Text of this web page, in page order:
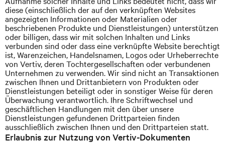
diese (einschließlich der auf den verknüpften Websites
angezeigten Informationen oder Materialien oder
beschriebenen Produkte und Dienstleistungen) unterstützen
oder billigen, dass wir mit solchen Inhalten und Links
verbunden sind oder dass eine verknüpfte Website berechtigt
ist, Warenzeichen, Handelsnamen, Logos oder Urheberrechte
von Vertiv, deren Tochtergesellschaften oder verbundenen
Unternehmen zu verwenden. Wir sind nicht an Transaktionen
zwischen Ihnen und Drittanbietern von Produkten oder
Dienstleistungen beteiligt oder in sonstiger Weise für deren
Überwachung verantwortlich. Ihre Schriftwechsel und
geschäftlichen Handlungen mit den über unsere
Dienstleistungen gefundenen Drittparteien finden
ausschließlich zwischen Ihnen und den Drittparteien statt.
Erlaubnis zur Nutzung von Vertiv-Dokumenten